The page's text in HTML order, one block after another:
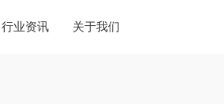
行业资讯 关于我们